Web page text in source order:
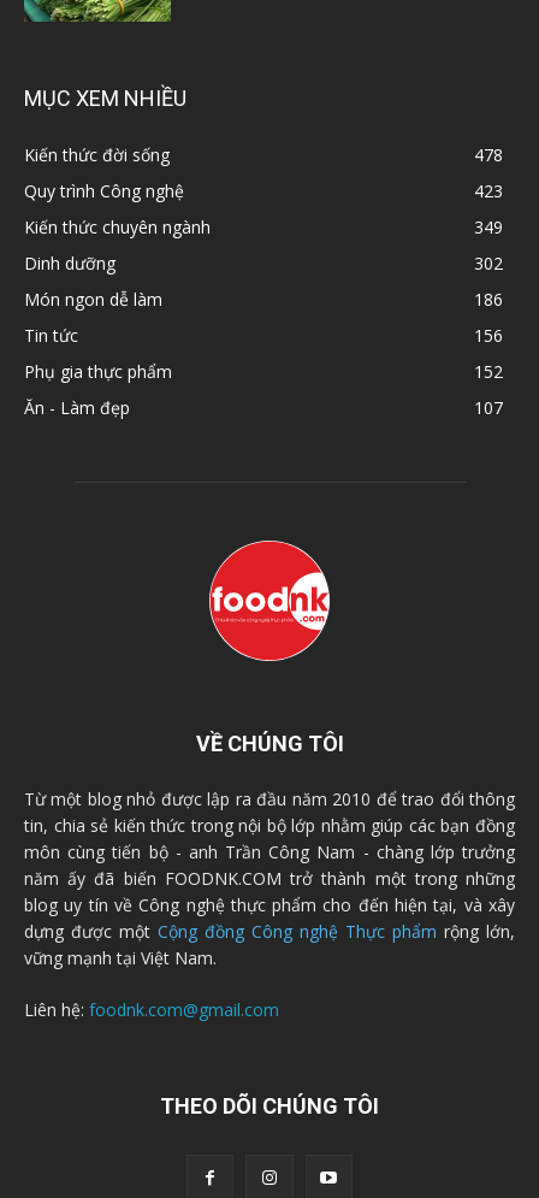
MỤC XEM NHIỀU
Kiến thức đời sống
478
Quy trình Công nghệ
423
Kiến thức chuyên ngành
349
Dinh dưỡng
302
Món ngon dễ làm
186
Tin tức
156
Phụ gia thực phẩm
152
Ăn - Làm đẹp
107
VỀ CHÚNG TÔI
Từ một blog nhỏ được lập ra đầu năm 2010 để trao đổi thông
tin, chia sẻ kiến thức trong nội bộ lớp nhằm giúp các bạn đồng
môn cùng tiến bộ - anh Trần Công Nam - chàng lớp trưởng
năm ấy đã biến FOODNK.COM trở thành một trong những
blog uy tín về Công nghệ thực phẩm cho đến hiện tại, và xây
dựng được một Cộng đồng Công nghệ Thực phẩm rộng lớn,
vững mạnh tại Việt Nam.
Liên hệ: foodnk.com@gmail.com
THEO DÕI CHÚNG TÔI